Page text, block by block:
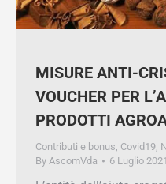
VOUCHER PER
PRODOTTI
ByAscomVda 6 Luglio